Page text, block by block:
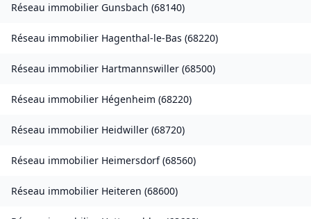
Réseau immobilier Gunsbach (68140)
Réseau immobilier Hagenthal-le-Bas (68220)
Réseau immobilier Hartmannswiller (68500)
Réseau immobilier Hégenheim (68220)
Réseau immobilier Heidwiller (68720)
Réseau immobilier Heimersdorf(68560)
Réseau immobilier Heiteren (68600)